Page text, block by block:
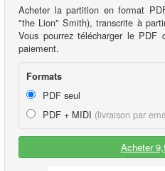
Acheter la partition en format
"the Lion" Smith), transcrite à
Vous pourrez télécharger le
paiement.
Formats
PDF seul
PDF + MIDI (livraison par
Acheter